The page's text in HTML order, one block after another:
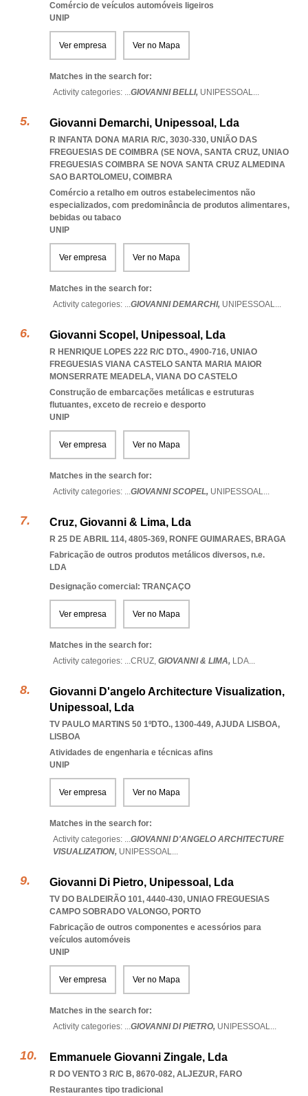
Comércio de veículos automóveis ligeiros
UNIP
Ver empresa Ver no Mapa
Matches in the search for:
Activity categories: ...GIOVANNI BELLI, UNIPESSOAL...
Giovanni Demarchi, Unipessoal, Lda
R INFANTA DONA MARIA R/C, 3030-330, UNIÃO DAS
FREGUESIAS DE COIMBRA (SE NOVA, SANTA CRUZ, UNIAO
FREGUESIAS COIMBRA SE NOVA SANTA CRUZ ALMEDINA
SAO BARTOLOMEU, COIMBRA
Comércio a retalho em outros estabelecimentos não
especializados, com predominância de produtos alimentares,
bebidas ou tabaco
UNIP
Ver empresa Ver no Mapa
Matches in the search for:
Activity categories: ...GIOVANNI DEMARCHI, UNIPESSOAL...
Giovanni Scopel, Unipessoal, Lda
R HENRIQUE LOPES 222 R/C DTO., 4900-716, UNIAO
FREGUESIAS VIANA CASTELO SANTA MARIA MAIOR
MONSERRATE MEADELA, VIANA DO CASTELO
Construção de embarcações metálicas e estruturas
flutuantes, exceto de recreio e desporto
UNIP
Ver empresa Ver no Mapa
Matches in the search for:
Activity categories: ...GIOVANNI SCOPEL, UNIPESSOAL...
Cruz, Giovanni & Lima, Lda
R 25 DE ABRIL 114, 4805-369, RONFE GUIMARAES, BRAGA
Fabricação de outros produtos metálicos diversos, n.e.
LDA
Designação comercial: TRANÇAÇO
Ver empresa Ver no Mapa
Matches in the search for:
Activity categories: ...CRUZ, GIOVANNI & LIMA, LDA...
Giovanni D'angelo Architecture Visualization,
Unipessoal, Lda
TV PAULO MARTINS 50 1ºDTO., 1300-449, AJUDA LISBOA,
LISBOA
Atividades de engenharia e técnicas afins
UNIP
Ver empresa Ver no Mapa
Matches in the search for:
Activity categories: ...GIOVANNI D'ANGELO ARCHITECTURE
VISUALIZATION, UNIPESSOAL...
Giovanni Di Pietro, Unipessoal, Lda
TV DO BALDEIRÃO 101, 4440-430, UNIAO FREGUESIAS
CAMPO SOBRADO VALONGO, PORTO
Fabricação de outros componentes e acessórios para
veículos automóveis
UNIP
Ver empresa Ver no Mapa
Matches in the search for:
Activity categories: ...GIOVANNI DI PIETRO, UNIPESSOAL...
Emmanuele Giovanni Zingale, Lda
R DO VENTO 3 R/C B, 8670-082, ALJEZUR, FARO
Restaurantes tipo tradicional